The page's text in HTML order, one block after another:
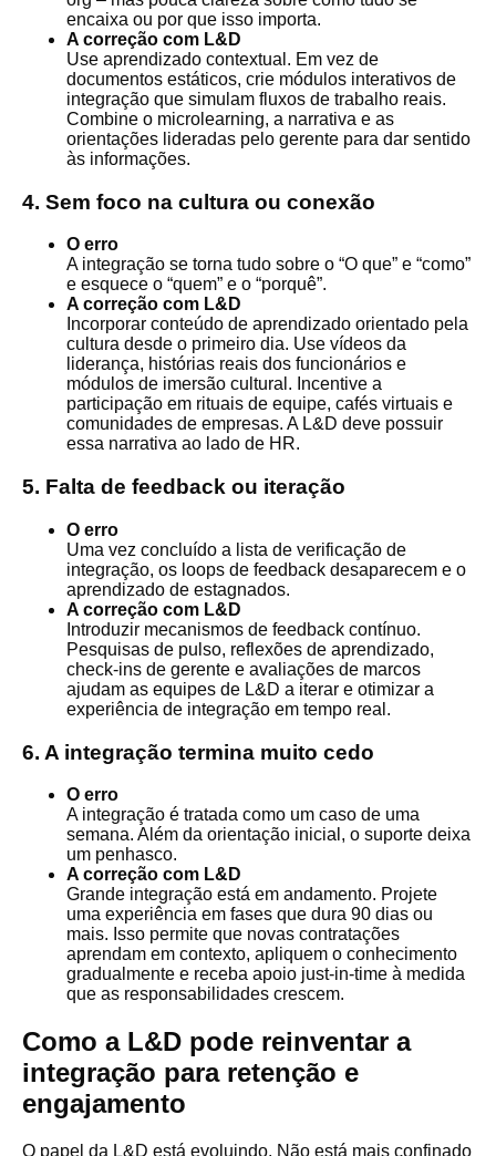
encaixa ou por que isso importa.
A correção com L&D
Use aprendizado contextual. Em vez de
documentos estáticos, crie módulos interativos de
integração que simulam fluxos de trabalho reais.
Combine o microlearning, a narrativa e as
orientações lideradas pelo gerente para dar sentido
às informações.
4. Sem foco na cultura ou conexão
O erro
A integração se torna tudo sobre o “O que” e “como”
e esquece o “quem” e o “porquê”.
A correção com L&D
Incorporar conteúdo de aprendizado orientado pela
cultura desde o primeiro dia. Use vídeos da
liderança, histórias reais dos funcionários e
módulos de imersão cultural. Incentive a
participação em rituais de equipe, cafés virtuais e
comunidades de empresas. A L&D deve possuir
essa narrativa ao lado de HR.
5. Falta de feedback ou iteração
O erro
Uma vez concluído a lista de verificação de
integração, os loops de feedback desaparecem e o
aprendizado de estagnados.
A correção com L&D
Introduzir mecanismos de feedback contínuo.
Pesquisas de pulso, reflexões de aprendizado,
check-ins de gerente e avaliações de marcos
ajudam as equipes de L&D a iterar e otimizar a
experiência de integração em tempo real.
6. A integração termina muito cedo
O erro
A integração é tratada como um caso de uma
semana. Além da orientação inicial, o suporte deixa
um penhasco.
A correção com L&D
Grande integração está em andamento. Projete
uma experiência em fases que dura 90 dias ou
mais. Isso permite que novas contratações
aprendam em contexto, apliquem o conhecimento
gradualmente e receba apoio just-in-time à medida
que as responsabilidades crescem.
Como a L&D pode reinventar a
integração para retenção e
engajamento
O papel da L&D está evoluindo. Não está mais confinado